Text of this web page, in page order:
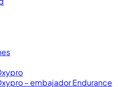
– embajador Endurance